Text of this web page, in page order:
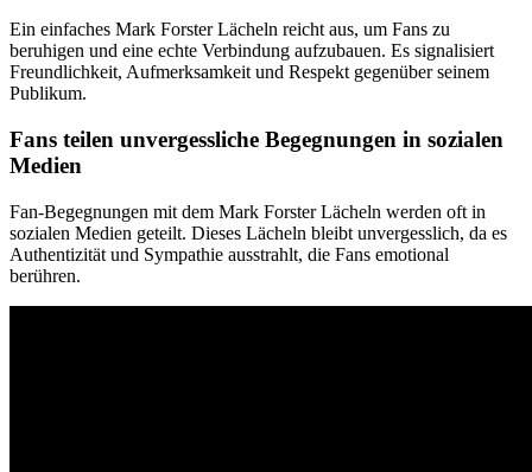
Ein einfaches Mark Forster Lächeln reicht aus, um Fans zu
beruhigen und eine echte Verbindung aufzubauen. Es signalisiert
Freundlichkeit, Aufmerksamkeit und Respekt gegenüber seinem
Publikum.
Fans teilen unvergessliche Begegnungen in sozialen
Medien
Fan-Begegnungen mit dem Mark Forster Lächeln werden oft in
sozialen Medien geteilt. Dieses Lächeln bleibt unvergesslich, da es
Authentizität und Sympathie ausstrahlt, die Fans emotional
berühren.